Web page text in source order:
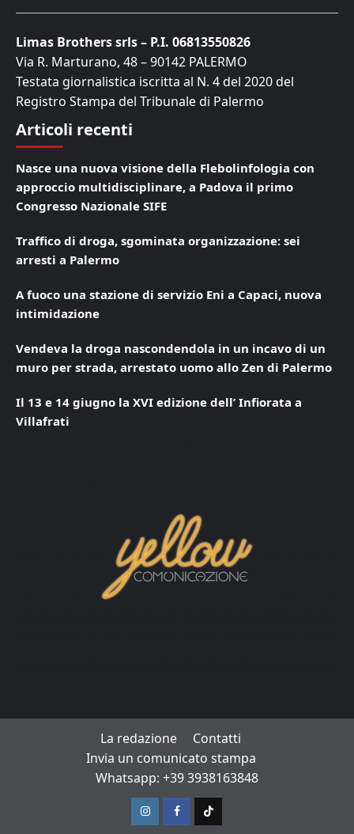
Limas Brothers srls – P.I. 06813550826
Via R. Marturano, 48 – 90142 PALERMO
Testata giornalistica iscritta al N. 4 del 2020 del
Registro Stampa del Tribunale di Palermo
Articoli recenti
Nasce una nuova visione della Flebolinfologia con
approccio multidisciplinare, a Padova il primo
Congresso Nazionale SIFE
Traffico di droga, sgominata organizzazione: sei
arresti a Palermo
A fuoco una stazione di servizio Eni a Capaci, nuova
intimidazione
Vendeva la droga nascondendola in un incavo di un
muro per strada, arrestato uomo allo Zen di Palermo
Il 13 e 14 giugno la XVI edizione dell’ Infiorata a
Villafrati
La redazione
Contatti
Invia un comunicato stampa
Whatsapp: +39 3938163848
InstagramFacebook
TikTok